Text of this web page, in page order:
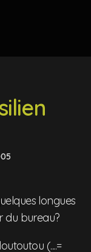
longues
du bureau?
(....=